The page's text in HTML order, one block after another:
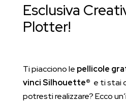
Esclusiva
Plotter!
Ti piacciono le pellicole
vinci Silhouette® e ti stai
potresti realizzare? Ecco